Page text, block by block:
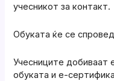
учесникот за контакт.
Обуката ќе се
Учесниците добиваат
обуката и е-